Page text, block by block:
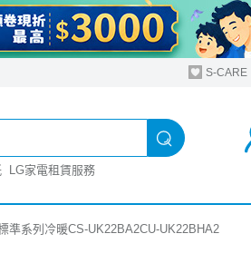
S-CARE
LG家電租賃服務
準系列冷暖CS-UK22BA2CU-UK22BHA2